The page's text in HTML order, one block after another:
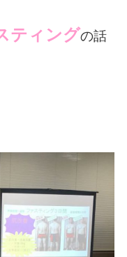
ティングの話